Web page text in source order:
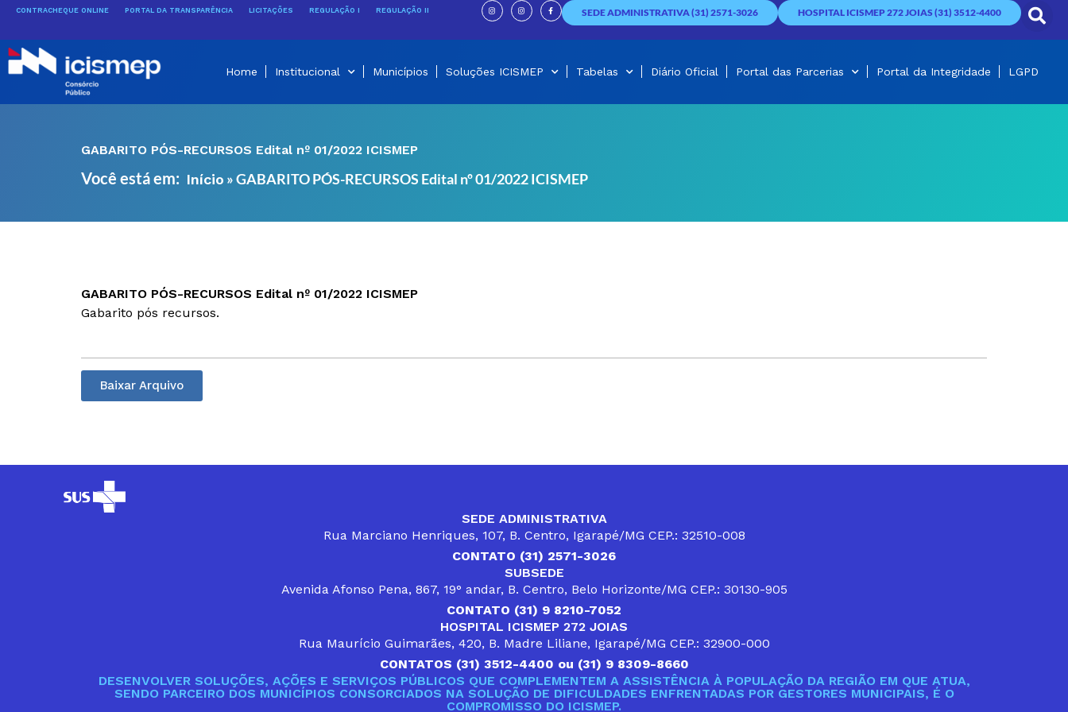
conteúdo
CONTRACHEQUE ONLINE PORTAL DA TRANSPARÊNCIA LICITAÇÕES REGULAÇÃO I REGULAÇÃO II
I
n
s
t
g
I
n
s
t
g
F
a
c
e
o
SEDE ADMINISTRATIVA (31) 2571-3026 HOSPITAL ICISMEP 272 JOIAS (31) 3512-4400
Home Institucional Municípios Soluções ICISMEP Tabelas Diário Oficial Portal das Parcerias Portal da Integridade LGPD
GABARITO PÓS-RECURSOS Edital nº 01/2022 ICISMEP
Você está em: Início »GABARITO PÓS-RECURSOS Edital nº 01/2022 ICISMEP
GABARITO PÓS-RECURSOS Edital nº 01/2022 ICISMEP
Gabarito pós recursos.
Baixar Arquivo
SEDE ADMINISTRATIVA
Rua Marciano Henriques, 107, B. Centro, Igarapé/MG CEP.: 32510-008
CONTATO (31) 2571-3026
SUBSEDE
Avenida Afonso Pena, 867, 19° andar, B. Centro, Belo Horizonte/MG CEP.: 30130-905
CONTATO (31) 9 8210-7052
HOSPITAL ICISMEP 272 JOIAS
Rua Maurício Guimarães, 420, B. Madre Liliane, Igarapé/MG CEP.: 32900-000
CONTATOS (31) 3512-4400 ou (31) 9 8309-8660
DESENVOLVER SOLUÇÕES, AÇÕES E SERVIÇOS PÚBLICOS QUE COMPLEMENTEM A ASSISTÊNCIA À POPULAÇÃO DA REGIÃO EM QUE ATUA,
SENDO PARCEIRO DOS MUNICÍPIOS CONSORCIADOS NA SOLUÇÃO DE DIFICULDADES ENFRENTADAS POR GESTORES MUNICIPAIS, É O
COMPROMISSO DO ICISMEP.